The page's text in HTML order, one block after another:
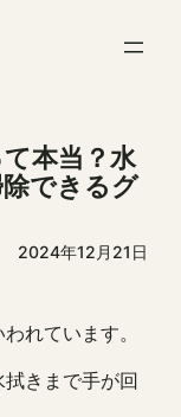
本当？水
できるグ
2024年12月21日
れています。
きまで手が回